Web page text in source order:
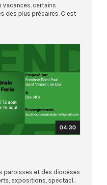
vacances, certains
des plus précaires. C’est
04:30
paroisses et des diocèses
expositions, spectacl...